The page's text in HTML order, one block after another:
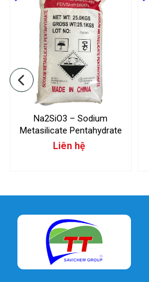
Na2SiO3 – Sodium
Metasilicate Pentahydrate
Liên hệ